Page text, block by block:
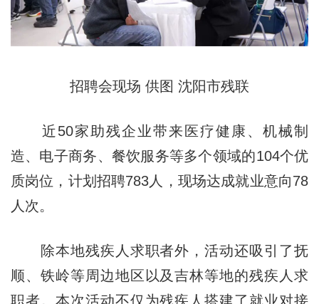
招聘会现场 供图 沈阳市残联
近50家助残企业带来医疗健康、机械制
造、电子商务、餐饮服务等多个领域的104个优
质岗位，计划招聘783人，现场达成就业意向78
人次。
除本地残疾人求职者外，活动还吸引了抚
顺、铁岭等周边地区以及吉林等地的残疾人求
职者。本次活动不仅为残疾人搭建了就业对接